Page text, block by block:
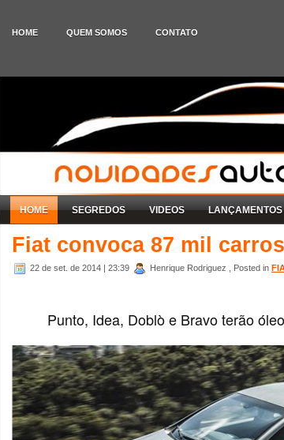
HOME QUEM SOMOS CONTATO
HOME SEGREDOS VIDEOS LANÇAMENTOS
Fiat convoca 87 mil carros
22 de set. de 2014 | 23:39 Henrique Rodriguez , Posted in
Punto, Idea, Doblò e Bravo terão